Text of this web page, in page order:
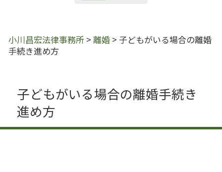
小川昌宏法律事務所 > 離婚 > 子どもがいる場合の離婚
手続き進め方
子どもがいる場合の離婚手続き
進め方